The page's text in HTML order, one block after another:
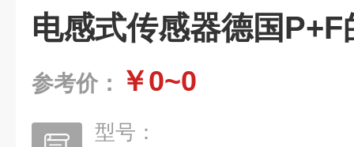
电感式传感器德国P+F
参考价： ￥0~0
型号：